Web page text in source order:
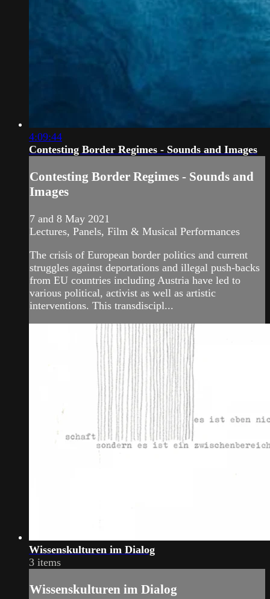
4:09:44
Contesting Border Regimes - Sounds and Images
Contesting Border Regimes - Sounds and
Images
7 and 8 May 2021
Lectures, Panels, Film & Musical Performances
The crisis of European border politics and current
struggles against deportations and illegal push-backs
from EU countries including Austria have led to
various political, activist as well as artistic
interventions. This transdiscipl...
Wissenskulturen im Dialog
3 items
Wissenskulturen im Dialog